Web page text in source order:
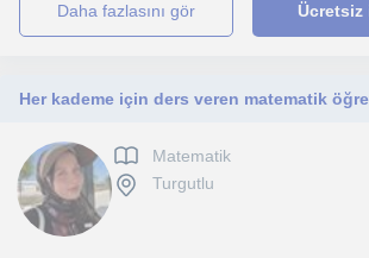
daha fazlasını gör Ücretsiz
Her kademe için ders veren matematik
Matematik
Turgutlu